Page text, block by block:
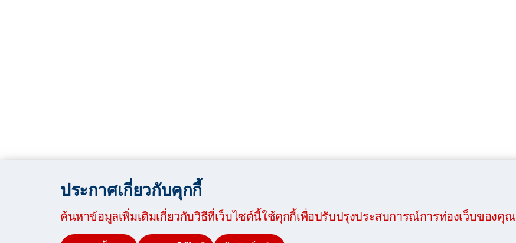
ประกาศเกี่ยวกับคุกกี้
ค้นหาข้อมูลเพิ่มเติมเกี่ยวกับวิธีที่เว็บไซต์นี้ใช้คุกกี้เพื่อปรับปรุงประสบการณ์การท่องเว็บของคุณ